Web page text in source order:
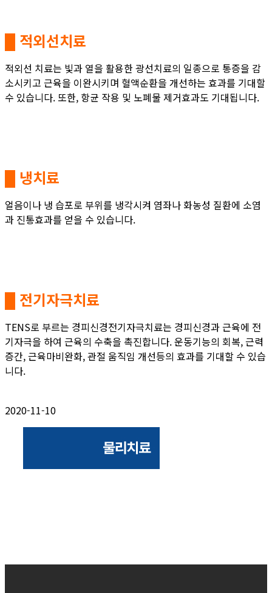
█ 적외선치료
적외선 치료는 빛과 열을 활용한 광선치료의 일종으로 통증을 감
소시키고 근육을 이완시키며 혈액순환을 개선하는 효과를 기대할
수 있습니다. 또한, 항균 작용 및 노폐물 제거효과도 기대됩니다.
█ 냉치료
얼음이나 냉 습포로 부위를 냉각시켜 염좌나 화농성 질환에 소염
과 진통효과를 얻을 수 있습니다.
█ 전기자극치료
TENS로 부르는 경피신경전기자극치료는 경피신경과 근육에 전
기자극을 하여 근육의 수축을 촉진합니다. 운동기능의 회복, 근력
증간, 근육마비완화, 관절 움직임 개선등의 효과를 기대할 수 있습
니다.
2020-11-10